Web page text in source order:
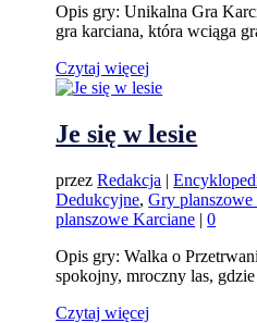
Opis gry: Unikalna Gra
gra karciana, która wciąga
Czytaj więcej
Je się w lesie
przezRedakcja |
Dedukcyjne,Gry
planszowe Karciane |0
Opis gry: Walka o
spokojny, mroczny las, gdzie
Czytaj więcej